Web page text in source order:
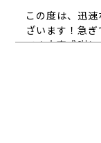
この度は、迅
ざいます！急
でき大変感謝